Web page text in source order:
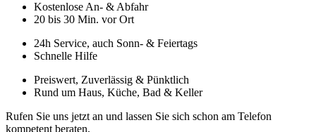
Kostenlose An- & Abfahr
20 bis 30 Min. vor Ort
24h Service, auch Sonn- & Feiertags
Schnelle Hilfe
Preiswert, Zuverlässig & Pünktlich
Rund um Haus, Küche, Bad & Keller
Rufen Sie uns jetzt an und lassen Sie sich schon am Telefon
kompetent beraten.